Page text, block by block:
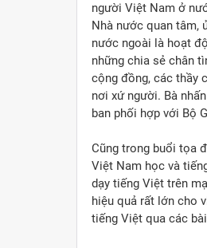
người Việt Nam ở
Nhà nước quan tâm,
nước ngoài là hoạt
những chia sẻ chân
cộng đồng, các thầy
nơi xứ người. Bà
ban phối hợp với Bộ
Cũng trong buổi tọa
Việt Nam học và
dạy tiếng Việt trên
hiệu quả rất lớn cho
tiếng Việt qua các